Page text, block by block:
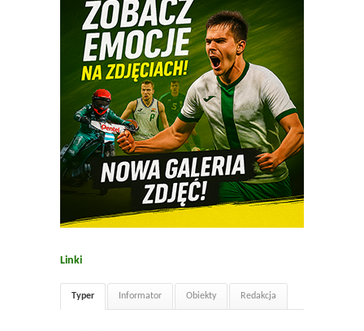
Linki
Typer Informator Obiekty Redakcja